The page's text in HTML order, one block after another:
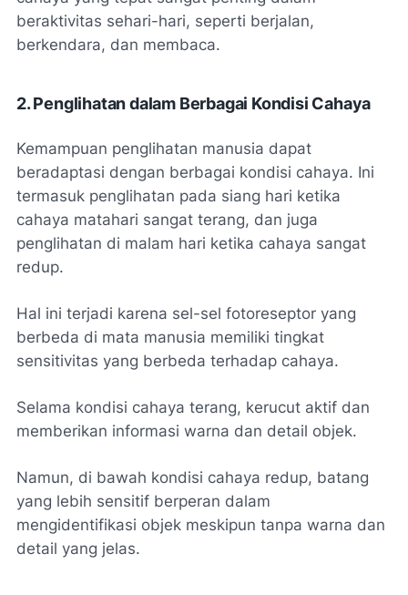
beraktivitas sehari-hari, seperti berjalan,
berkendara, dan membaca.
2. Penglihatan dalam Berbagai Kondisi Cahaya
Kemampuan penglihatan manusia dapat
beradaptasi dengan berbagai kondisi cahaya. Ini
termasuk penglihatan pada siang hari ketika
cahaya matahari sangat terang, dan juga
penglihatan di malam hari ketika cahaya sangat
redup.
Hal ini terjadi karena sel-sel fotoreseptor yang
berbeda di mata manusia memiliki tingkat
sensitivitas yang berbeda terhadap cahaya.
Selama kondisi cahaya terang, kerucut aktif dan
memberikan informasi warna dan detail objek.
Namun, di bawah kondisi cahaya redup, batang
yang lebih sensitif berperan dalam
mengidentifikasi objek meskipun tanpa warna dan
detail yang jelas.